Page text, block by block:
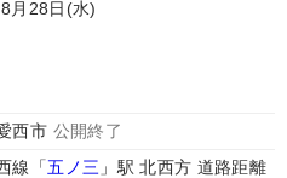
月28日(水)
西市 公開終了
線「五ノ三 」駅 北西方 道路距離